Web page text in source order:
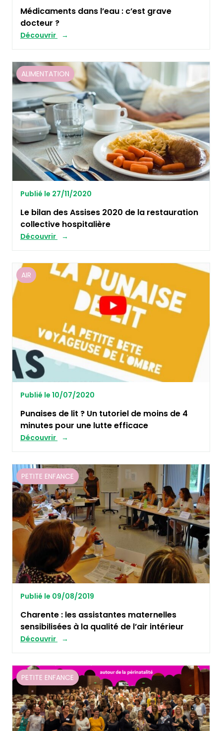
Médicaments dans l’eau : c’est grave
docteur ?
Découvrir
ALIMENTATION
Publié le 27/11/2020
Le bilan des Assises 2020 de la restauration
collective hospitalière
Découvrir
AIR
Publié le 10/07/2020
Punaises de lit ? Un tutoriel de moins de 4
minutes pour une lutte efficace
Découvrir
PETITE ENFANCE
Publié le 09/08/2019
Charente : les assistantes maternelles
sensibilisées à la qualité de l’air intérieur
Découvrir
PETITE ENFANCE